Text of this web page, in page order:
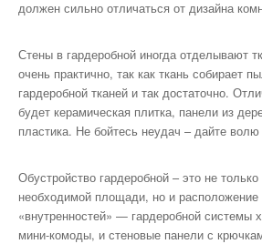
должен сильно отличаться от дизайна
Стены в гардеробной иногда отделывают
очень практично, так как ткань собирает
гардеробной тканей и так достаточно.
будет керамическая плитка, панели из
пластика. Не бойтесь неудач – дайте
Обустройство гардеробной – это не
необходимой площади, но и расположение
«внутренностей» — гардеробной системы
мини-комоды, и стеновые панели с